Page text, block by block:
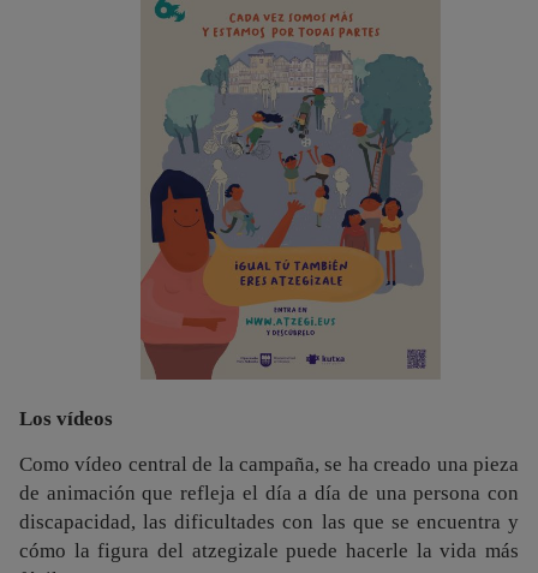
Los vídeos
Como vídeo central de la campaña, se ha creado una pieza
de animación que refleja el día a día de una persona con
discapacidad, las dificultades con las que se encuentra y
cómo la figura del atzegizale puede hacerle la vida más